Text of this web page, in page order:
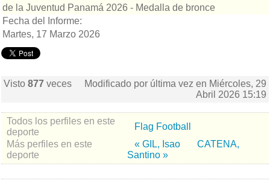
de la Juventud Panamá 2026 - Medalla de bronce
Fecha del Informe:
Martes, 17 Marzo 2026
Visto 877 veces
Modificado por última vez en Miércoles, 29
Abril 2026 15:19
Todos los perfiles en este
deporte
Flag Football
Más perfiles en este
deporte
« GIL, Isao
CATENA,
Santino »